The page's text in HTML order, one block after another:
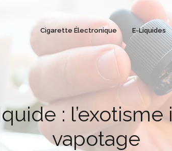
Cigarette Électronique E-Liquides
: l’exotisme
vapotage